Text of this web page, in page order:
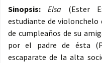
Sinopsis: Elsa (Ester
estudiante de violonchelo
de cumpleaños de su
por el padre de ésta
escaparate de la alta